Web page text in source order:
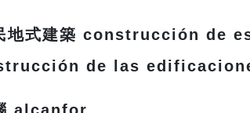
地式建築 construcción
de las